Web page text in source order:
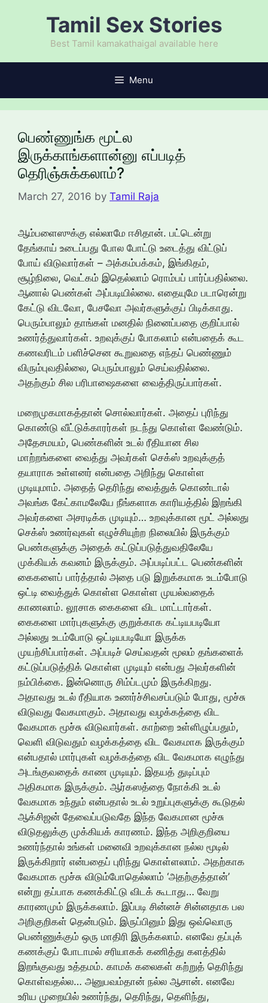
Tamil Sex Stories
Best Tamil kamakathaigal available here
Menu
பெண்ணுங்க மூட்ல
இருக்காங்களான்னு எப்படித்
தெரிஞ்சுக்கலாம்?
March 27, 2016 by Tamil Raja
ஆம்பளைஸுக்கு எல்லாமே ஈசிதான். பட்டென்று
தேங்காய் உடைப்பது போல போட்டு உடைத்து விட்டுப்
போய் விடுவார்கள் – அக்கம்பக்கம், இங்கிதம்,
சூழ்நிலை, வெட்கம் இதெல்லாம் ரொம்பப் பார்ப்பதில்லை.
ஆனால் பெண்கள் அப்படியில்லை. எதையுமே படாரென்று
கேட்டு விடவோ, பேசவோ அவர்களுக்குப் பிடிக்காது.
பெரும்பாலும் தாங்கள் மனதில் நினைப்பதை குறிப்பால்
உணர்த்துவார்கள். உறவுக்குப் போகலாம் என்பதைக் கூட
கணவரிடம் பளிச்சென கூறுவதை எந்தப் பெண்ணும்
விரும்புவதில்லை, பெரும்பாலும் செய்வதில்லை.
அதற்கும் சில பரிபாஷைகளை வைத்திருப்பார்கள்.
மறைமுகமாகத்தான் சொல்வார்கள். அதைப் புரிந்து
கொண்டு வீட்டுக்காரர்கள் நடந்து கொள்ள வேண்டும்.
அதேசமயம், பெண்களின் உடல் ரீதியான சில
மாற்றங்களை வைத்து அவர்கள் செக்ஸ் உறவுக்குத்
தயாராக உள்ளனர் என்பதை அறிந்து கொள்ள
முடியுமாம். அதைத் தெரிந்து வைத்துக் கொண்டால்
அவங்க கேட்காமலேயே நீங்களாக காரியத்தில் இறங்கி
அவர்களை அசரடிக்க முடியும்… உறவுக்கான மூட் அல்லது
செக்ஸ் உணர்வுகள் எழுச்சியுற்ற நிலையில் இருக்கும்
பெண்களுக்கு அதைக் கட்டுப்படுத்துவதிலேயே
முக்கியக் கவனம் இருக்கும். அப்படிப்பட்ட பெண்களின்
கைகளைப் பார்த்தால் அதை படு இறுக்கமாக உடம்போடு
ஒட்டி வைத்துக் கொள்ள கொள்ள முயல்வதைக்
காணலாம். லூசாக கைகளை விட மாட்டார்கள்.
கைகளை மார்புகளுக்கு குறுக்காக கட்டியபடியோ
அல்லது உடம்போடு ஒட்டியபடியோ இருக்க
முயற்சிப்பார்கள். அப்படிச் செய்வதன் மூலம் தங்களைக்
கட்டுப்படுத்திக் கொள்ள முடியும் என்பது அவர்களின்
நம்பிக்கை. இன்னொரு சிம்ப்டமும் இருக்கிறது.
அதாவது உடல் ரீதியாக உணர்ச்சிவசப்படும் போது, மூச்சு
விடுவது வேகமாகும். அதாவது வழக்கத்தை விட
வேகமாக மூச்சு விடுவார்கள். காற்றை உள்ளிழுப்பதும்,
வெளி விடுவதும் வழக்கத்தை விட வேகமாக இருக்கும்
என்பதால் மார்புகள் வழக்கத்தை விட வேகமாக எழுந்து
அடங்குவதைக் காண முடியும். இதயத் துடிப்பும்
அதிகமாக இருக்கும். ஆர்கஸத்தை நோக்கி உடல்
வேகமாக உந்தும் என்பதால் உடல் உறுப்புகளுக்கு கூடுதல்
ஆக்சிஜன் தேவைப்படுவதே இந்த வேகமான மூச்சு
விடுதலுக்கு முக்கியக் காரணம். இந்த அறிகுறியை
உணர்ந்தால் உங்கள் மனைவி உறவுக்கான நல்ல மூடில்
இருக்கிறார் என்பதைப் புரிந்து கொள்ளலாம். அதற்காக
வேகமாக மூச்சு விடும்போதெல்லாம் ‘அதற்குத்தான்’
என்று தப்பாக கணக்கிட்டு விடக் கூடாது… வேறு
காரணமும் இருக்கலாம். இப்படி சின்னச் சின்னதாக பல
அறிகுறிகள் தென்படும். இருப்பினும் இது ஒவ்வொரு
பெண்ணுக்கும் ஒரு மாதிரி இருக்கலாம். எனவே தப்புக்
கணக்குப் போடாமல் சரியாகக் கணித்து களத்தில்
இறங்குவது உத்தமம். காமக் கலைகள் கற்றுத் தெரிந்து
கொள்வதல்ல… அனுபவம்தான் நல்ல ஆசான். எனவே
உரிய முறையில் உணர்ந்து, தெரிந்து, தெளிந்து,